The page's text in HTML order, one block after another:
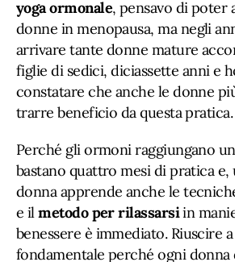
yoga ormonale, pensavo di poter
donne in menopausa, ma negli
arrivare tante donne mature
figlie di sedici, diciassette anni e
constatare che anche le donne
trarre beneficio da questa pratica.
Perché gli ormoni raggiungano
bastano quattro mesi di pratica e,
donna apprende anche le
e ilmetodo per rilassarsiin
benessere è immediato. Riuscire
fondamentale perché ogni donna